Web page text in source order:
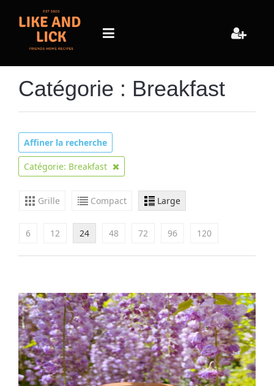
Catégorie : Breakfast
Affiner la recherche
Catégorie: Breakfast
Grille Compact Large
6 12 24 48 72 96 120